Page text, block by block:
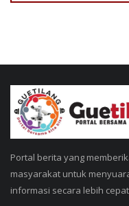
Portal berita yang
masyarakat untuk
informasi secara lebih